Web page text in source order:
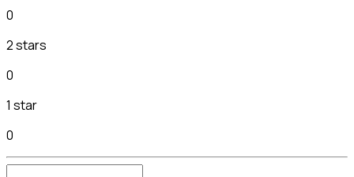
0
2 stars
0
1 star
0